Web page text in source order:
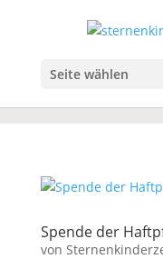
Seite wählen
Spende der
von